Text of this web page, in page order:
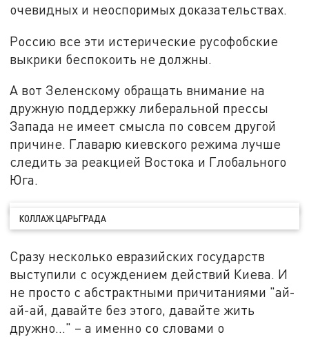
очевидных и неоспоримых доказательствах.
Россию все эти истерические русофобские
выкрики беспокоить не должны.
А вот Зеленскому обращать внимание на
дружную поддержку либеральной прессы
Запада не имеет смысла по совсем другой
причине. Главарю киевского режима лучше
следить за реакцией Востока и Глобального
Юга.
КОЛЛАЖ ЦАРЬГРАДА
Сразу несколько евразийских государств
выступили с осуждением действий Киева. И
не просто с абстрактными причитаниями "ай-
ай-ай, давайте без этого, давайте жить
дружно…" – а именно со словами о